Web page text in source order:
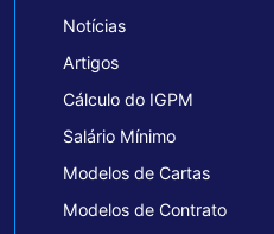
Notícias
Artigos
Cálculo do IGPM
Salário Mínimo
Modelos de Cartas
Modelos de Contrato